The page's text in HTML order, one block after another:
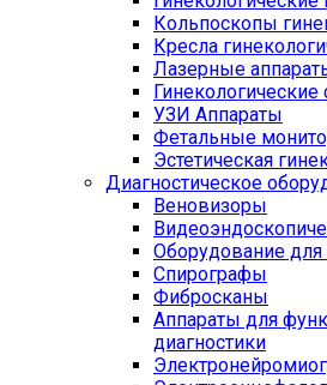
Кольпоскопы
Кресла
Лазерные
УЗИ Аппараты
Фетальные
Эстетическая
Диагностическое
Веновизоры
Оборудование
Спирографы
Фибросканы
Аппараты для
диагностики